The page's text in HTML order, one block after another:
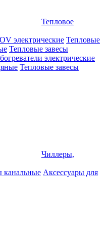
Тепловое
электрические Тепловые
Тепловые завесы
электрические
Тепловые завесы
Чиллеры,
канальные Аксессуары для